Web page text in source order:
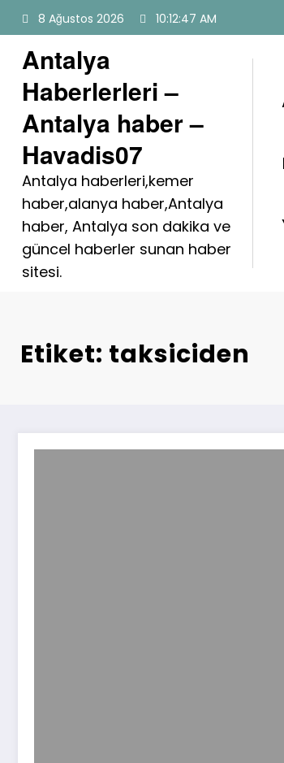
İçeriğe8 Ağustos 2026 10:12:47 AM
Antalya
Haberlerleri –
Antalya haber –
Havadis07
Antalya haberleri,kemer
haber,alanya haber,Antalya
haber, Antalya son dakika ve
güncel haberler sunan haber
sitesi.
Etiket: taksiciden